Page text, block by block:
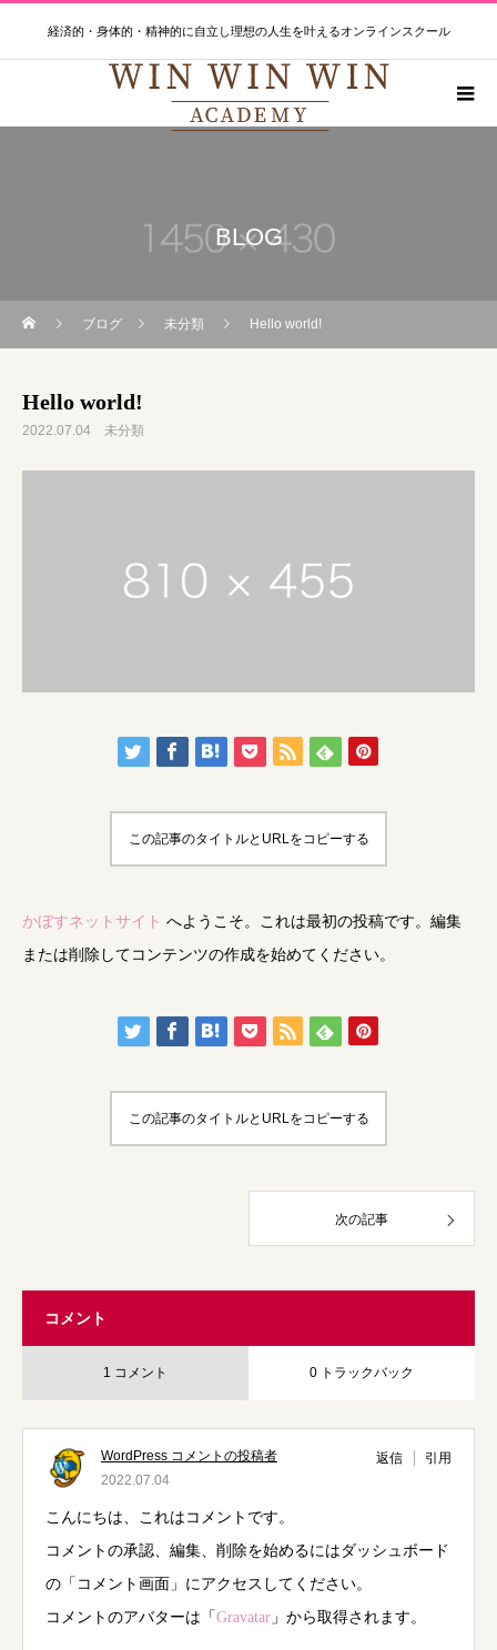
経済的・身体的・精神的に自立し理想の人生を叶えるオンラインスクール
BLOG
ブログ 未分類 Hello world!
Hello world!
2022.07.04 未分類
この記事のタイトルとURLをコピーする
かぼすネットサイト へようこそ。これは最初の投稿です。編集
または削除してコンテンツの作成を始めてください。
この記事のタイトルとURLをコピーする
次の記事
コメント
1 コメント 0 トラックバック
WordPress コメントの投稿者
2022.07.04
返信 引用
こんにちは、これはコメントです。
コメントの承認、編集、削除を始めるにはダッシュボード
の「コメント画面」にアクセスしてください。
コメントのアバターは「 Gravatar 」から取得されます。